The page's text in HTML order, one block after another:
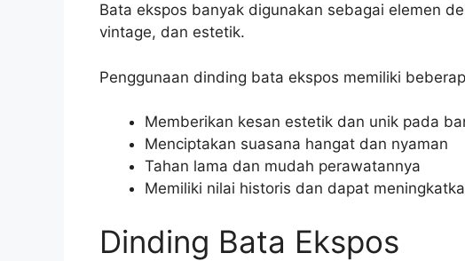
Bata ekspos banyak digunakan sebagai elemen
vintage, dan estetik.
Penggunaan dinding bata ekspos memiliki
Memberikan kesan estetik dan unik pada
Menciptakan suasana hangat dan nyaman
Tahan lama dan mudah perawatannya
Memiliki nilai historis dan dapat
Dinding Bata Ekspos